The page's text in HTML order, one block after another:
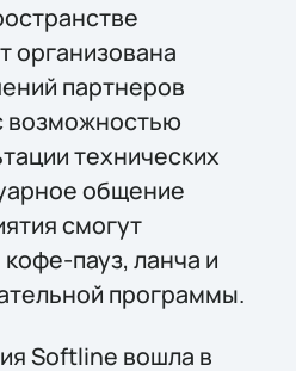
организована
партнеров
возможностью
технических
общение
смогут
пауз, ланча и
программы.
Softline вошла в